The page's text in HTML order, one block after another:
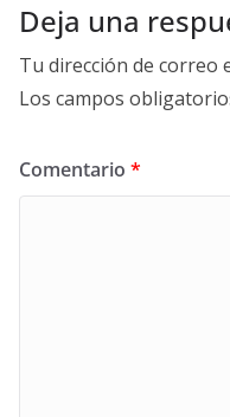
Deja una
Tu dirección de correo
Los campos
Comentario *